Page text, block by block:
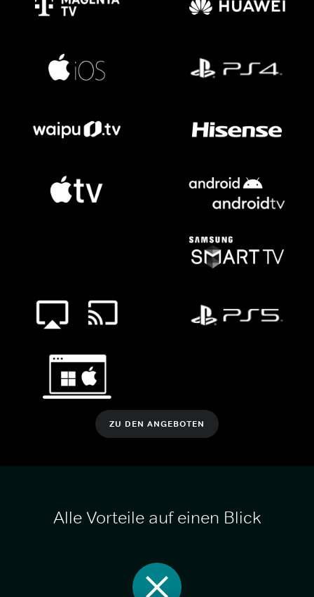
ZU DEN ANGEBOTEN
Alle Vorteile auf einen Blick